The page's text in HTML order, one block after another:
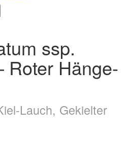
ssp.
Roter Hänge-
Lauch, Gekielter